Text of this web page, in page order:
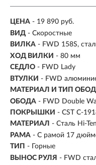
ЦЕНА - 19 890 руб.
ВИД - Скоростные
ВИЛКА - FWD 158S,
ХОД ВИЛКИ - 80 мм
СЕДЛО - FWD Lady
ВТУЛКИ - FWD
МАТЕРИАЛ И ТИП
ОБОДА - FWD Double
ПОКРЫШКИ - CST C-
МАТЕРИАЛ - Сталь Hi-Ten
РАМА - С рамой 17
ТИП -
Горные
ВЫНОС РУЛЯ - FWD